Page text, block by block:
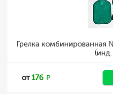
Грелка комбинированная
от176